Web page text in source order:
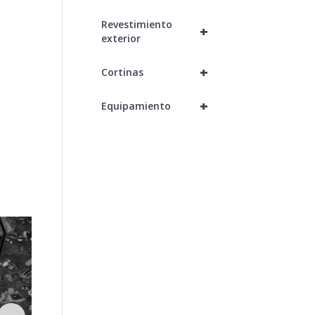
+
Revestimiento
exterior
+
Cortinas
+
Equipamiento